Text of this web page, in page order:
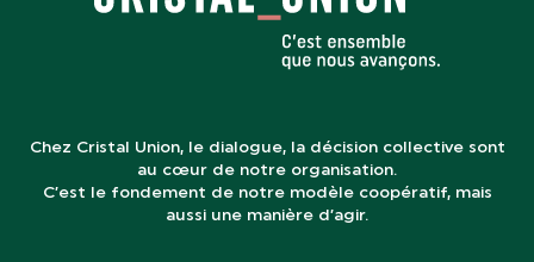
Chez Cristal Union, le dialogue, la décision collective sont
au cœur de notre organisation.
C’est le fondement de notre modèle coopératif, mais
aussi une manière d’agir.